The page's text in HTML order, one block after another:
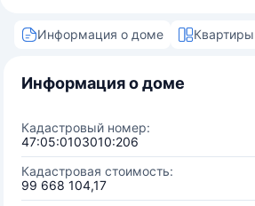
Информация о доме
Информация о доме
Кадастровый номер:
47:05:0103010:206
Кадастровая стоимость:
99 668 104,17